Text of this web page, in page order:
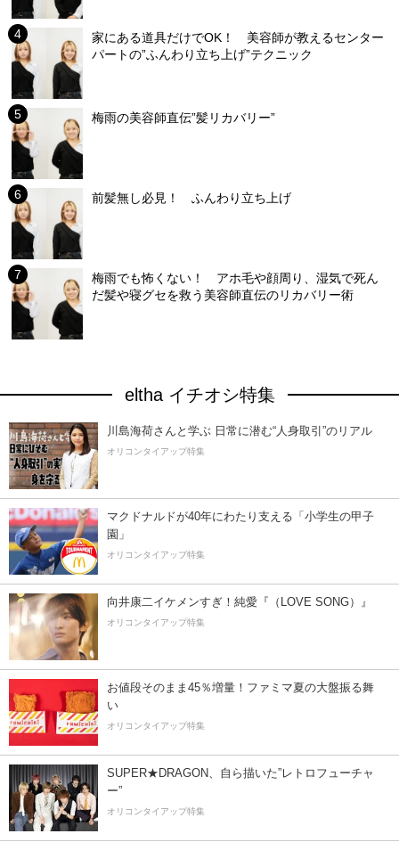
家にある道具だけでOK！ 美容師が教えるセンター
パートの”ふんわり立ち上げ”テクニック
梅雨の美容師直伝”髪リカバリー”
前髪無し必見！ ふんわり立ち上げ
梅雨でも怖くない！ アホ毛や顔周り、湿気で死ん
だ髪や寝グセを救う美容師直伝のリカバリー術
eltha イチオシ特集
川島海荷さんと学ぶ 日常に潜む“人身取引”のリアル
オリコンタイアップ特集
マクドナルドが40年にわたり支える「小学生の甲子
園」
オリコンタイアップ特集
向井康二イケメンすぎ！純愛『（LOVE SONG）』
オリコンタイアップ特集
お値段そのまま45％増量！ファミマ夏の大盤振る舞
い
オリコンタイアップ特集
SUPER★DRAGON、自ら描いた”レトロフューチャ
ー”
オリコンタイアップ特集